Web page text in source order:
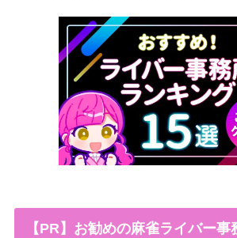
【PR】お勧めの麻雀ライバー事